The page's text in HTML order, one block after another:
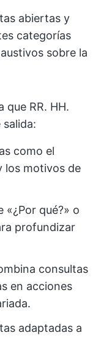
abiertas y
categorías
sobre la
que RR. HH.
como el
los motivos de
«¿Por qué?» o
profundizar
consultas
en acciones
adaptadas a